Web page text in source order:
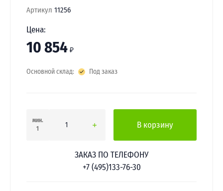
Артикул 11256
Цена:
10 854 ₽
Основной склад: Под заказ
мин.
1
В корзину
ЗАКАЗ ПО ТЕЛЕФОНУ
+7 (495)133-76-30